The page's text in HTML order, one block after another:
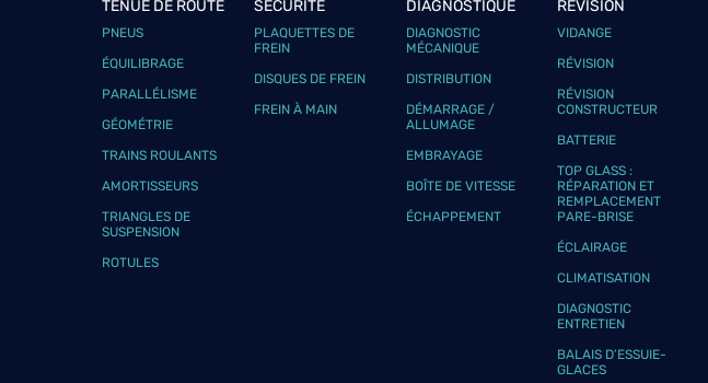
Téléphone
Voir plus
15.93
CMCP TESSY AUTO
12 RUE SAINT-PIERRE ET MIQUELON
50420 TESSY-BOCAGE
Voir plus
TENUE DE ROUTE
PNEUS
ÉQUILIBRAGE
PARALLÉLISME
GÉOMÉTRIE
TRAINS ROULANTS
AMORTISSEURS
TRIANGLES DE
SUSPENSION
ROTULES
SÉCURITÉ
PLAQUETTES DE
FREIN
DISQUES DE FREIN
FREIN À MAIN
DIAGNOSTIQUE
DIAGNOSTIC
MÉCANIQUE
DISTRIBUTION
DÉMARRAGE /
ALLUMAGE
EMBRAYAGE
BOÎTE DE VITESSE
ÉCHAPPEMENT
RÉVISION
VIDANGE
RÉVISION
RÉVISION
CONSTRUCTEUR
BATTERIE
TOP GLASS :
RÉPARATION ET
REMPLACEMENT
PARE-BRISE
ÉCLAIRAGE
CLIMATISATION
DIAGNOSTIC
ENTRETIEN
BALAIS D’ESSUIE-
GLACES